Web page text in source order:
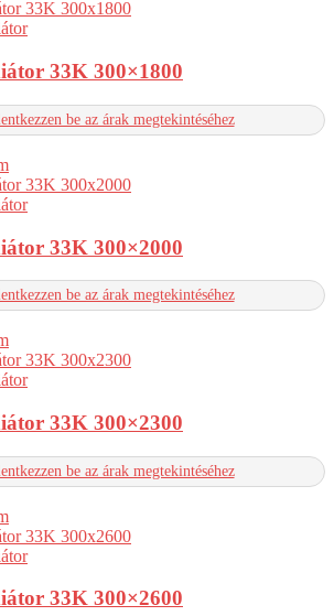
33K 300×1800
be az árak megtekintéséhez
33K 300×2000
be az árak megtekintéséhez
33K 300×2300
be az árak megtekintéséhez
33K 300×2600